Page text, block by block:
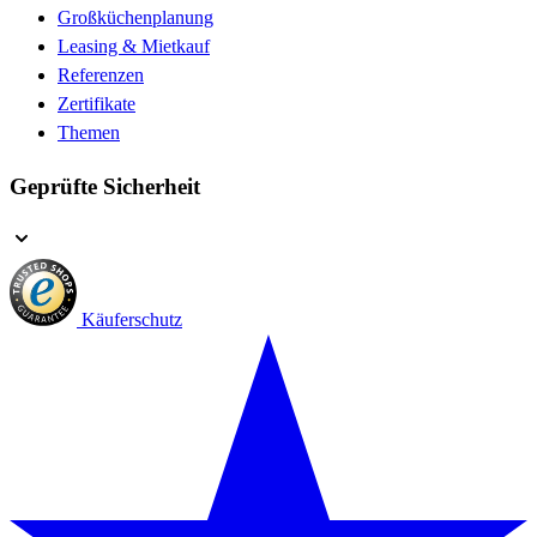
Großküchenplanung
Leasing & Mietkauf
Referenzen
Zertifikate
Themen
Geprüfte Sicherheit
Käuferschutz